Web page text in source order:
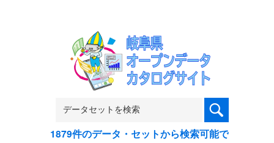
1879件のデータ・セットから検索可能で